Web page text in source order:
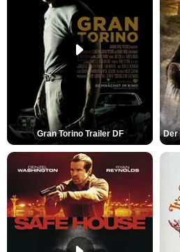
Gran Torino Trailer DF